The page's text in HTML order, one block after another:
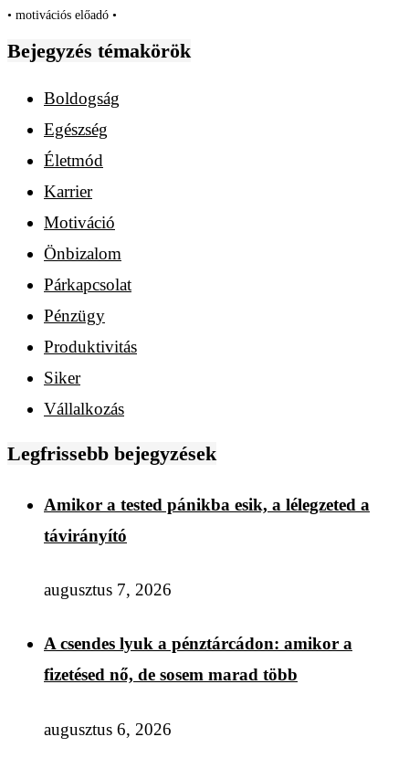
• motivációs előadó •
Bejegyzés témakörök
Boldogság
Egészség
Életmód
Karrier
Motiváció
Önbizalom
Párkapcsolat
Pénzügy
Produktivitás
Siker
Vállalkozás
Legfrissebb bejegyzések
Amikor a tested pánikba esik, a lélegzeted a
távirányító
augusztus 7, 2026
A csendes lyuk a pénztárcádon: amikor a
fizetésed nő, de sosem marad több
augusztus 6, 2026